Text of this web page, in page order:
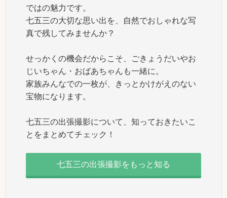
ではの魅力です。
七五三の大切な思い出を、自然でおしゃれな写
真で残してみませんか？
せっかくの機会だからこそ、ごきょうだいやお
じいちゃん・おばあちゃんも一緒に。
家族みんなでの一枚が、きっとかけがえのない
宝物になります。
七五三の出張撮影について、知っておきたいこ
とをまとめてチェック！
七五三の出張撮影をもっと知る